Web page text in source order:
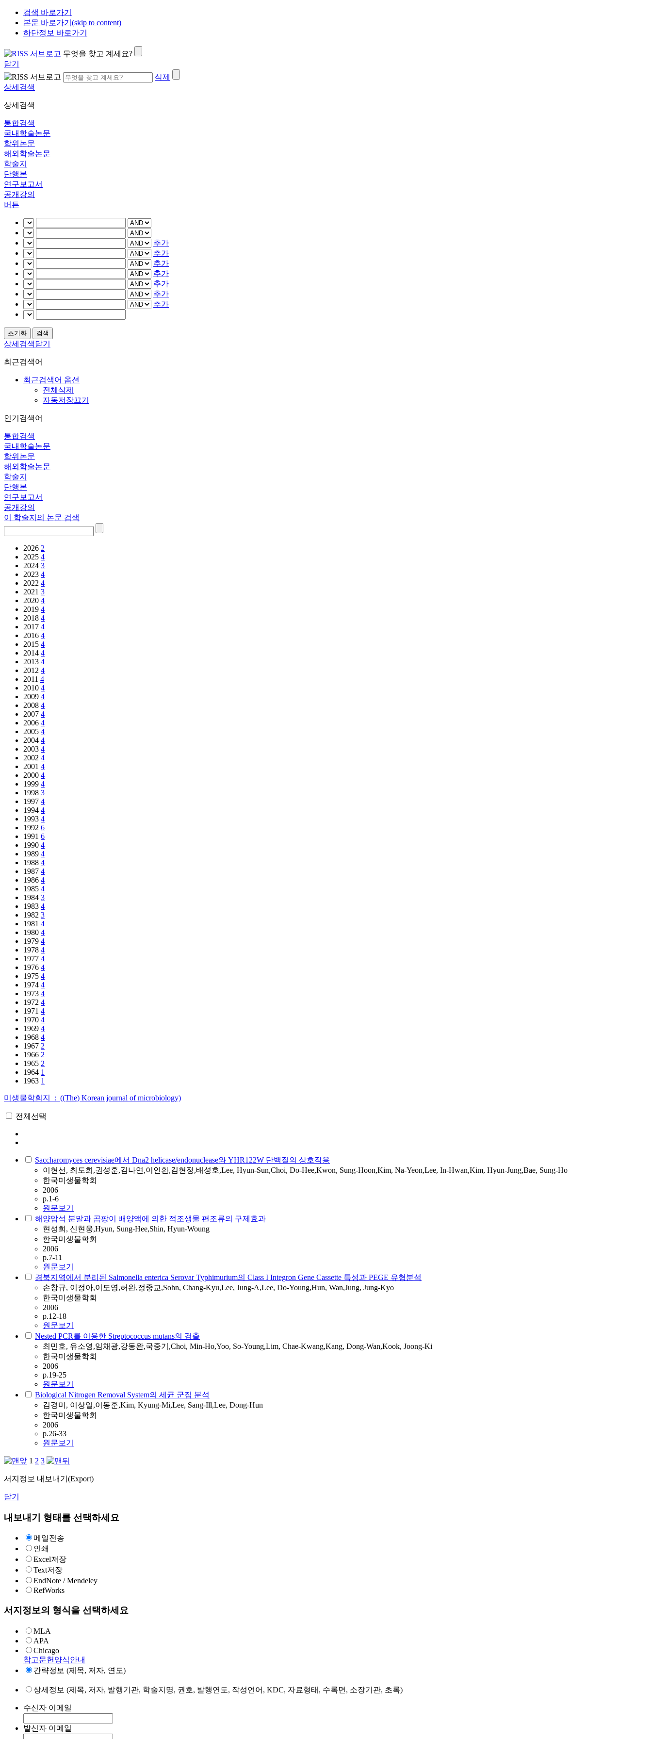
검색 바로가기
본문 바로가기(skip to content)
하단정보 바로가기
무엇을 찾고 계세요?
닫기
삭제
상세검색
상세검색
통합검색
국내학술논문
학위논문
해외학술논문
학술지
단행본
연구보고서
공개강의
버튼
추가
추가
추가
추가
추가
추가
추가
상세검색닫기
최근검색어
최근검색어 옵션
전체삭제
자동저장끄기
인기검색어
통합검색
국내학술논문
학위논문
해외학술논문
학술지
단행본
연구보고서
공개강의
이 학술지의 논문 검색
2026 2
2025 4
2024 3
2023 4
2022 4
2021 3
2020 4
2019 4
2018 4
2017 4
2016 4
2015 4
2014 4
2013 4
2012 4
2011 4
2010 4
2009 4
2008 4
2007 4
2006 4
2005 4
2004 4
2003 4
2002 4
2001 4
2000 4
1999 4
1998 3
1997 4
1994 4
1993 4
1992 6
1991 6
1990 4
1989 4
1988 4
1987 4
1986 4
1985 4
1984 3
1983 4
1982 3
1981 4
1980 4
1979 4
1978 4
1977 4
1976 4
1975 4
1974 4
1973 4
1972 4
1971 4
1970 4
1969 4
1968 4
1967 2
1966 2
1965 2
1964 1
1963 1
미생물학회지 : ((The) Korean journal of microbiology)
전체선택
Saccharomyces cerevisiae에서 Dna2 helicase/endonuclease와 YHR122W 단백질의 상호작용
이현선, 최도희,권성훈,김나연,이인환,김현정,배성호,Lee, Hyun-Sun,Choi, Do-Hee,Kwon, Sung-Hoon,Kim, Na-Yeon,Lee, In-Hwan,Kim, Hyun-Jung,Bae, Sung-Ho
한국미생물학회
2006
p.1-6
원문보기
해양암석 분말과 곰팡이 배양액에 의한 적조생물 편조류의 구제효과
현성희, 신현웅,Hyun, Sung-Hee,Shin, Hyun-Woung
한국미생물학회
2006
p.7-11
원문보기
경북지역에서 분리된 Salmonella enterica Serovar Typhimurium의 Class I Integron Gene Cassette 특성과 PEGE 유형분석
손창규, 이정아,이도영,허완,정중교,Sohn, Chang-Kyu,Lee, Jung-A,Lee, Do-Young,Hun, Wan,Jung, Jung-Kyo
한국미생물학회
2006
p.12-18
원문보기
Nested PCR를 이용한 Streptococcus mutans의 검출
최민호, 유소영,임채광,강동완,국중기,Choi, Min-Ho,Yoo, So-Young,Lim, Chae-Kwang,Kang, Dong-Wan,Kook, Joong-Ki
한국미생물학회
2006
p.19-25
원문보기
Biological Nitrogen Removal System의 세균 군집 분석
김경미, 이상일,이동훈,Kim, Kyung-Mi,Lee, Sang-Ill,Lee, Dong-Hun
한국미생물학회
2006
p.26-33
원문보기
1 2 3
서지정보 내보내기(Export)
닫기
내보내기 형태를 선택하세요
메일전송
인쇄
Excel저장
Text저장
EndNote / Mendeley
RefWorks
서지정보의 형식을 선택하세요
MLA
APA
Chicago
참고문헌양식안내
간략정보 (제목, 저자, 연도)
상세정보 (제목, 저자, 발행기관, 학술지명, 권호, 발행연도, 작성언어, KDC, 자료형태, 수록면, 소장기관, 초록)
수신자 이메일
발신자 이메일